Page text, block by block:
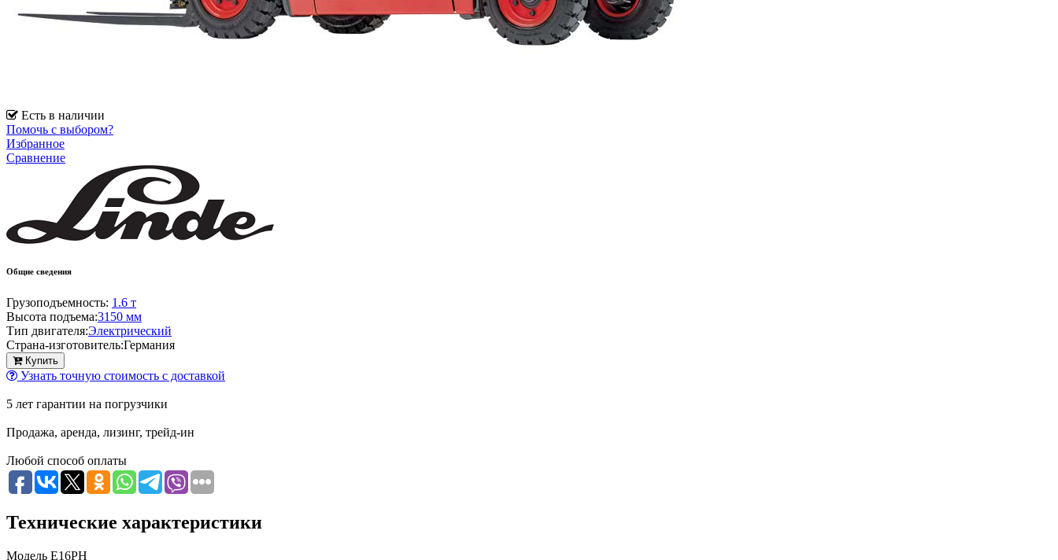
Есть в наличии
Помочь с выбором?
Избранное
Сравнение
Общие сведения
Грузоподъемность: 1.6 т
Высота подъема:3150 мм
Тип двигателя:Электрический
Страна-изготовитель:Германия
Купить
Узнать точную стоимость с доставкой
5 лет гарантии на погрузчики
Продажа, аренда, лизинг, трейд-ин
Любой способ оплаты
Технические характеристики
Модель E16PH